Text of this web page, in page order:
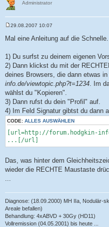
Administrator
e
i
a
29.08.2007 10:07
Mal eine Anleitung auf die
1) Du surfst zu deinem eigenen
2) Dann klickst du mit der
deines Browsers, die dann etwas
info.de/viewtopic.php?t=1234. Im
wählst du "Kopieren".
3) Dann rufst du dein "Profil" auf.
4) Im Feld Signatur gibtst du dann
CODE: ALLES AUSWÄHLEN
[url=http://forum.hodgkin-
...[/url]
Das, was hinter dem
wieder die RECHTE Maustaste
...
Diagnose: (18.09.2000) MH IIa, Nodulär-
Areale befallen)
Behandlung: 4xABVD + 30Gy (HD11)
Vollremission (04.05.2001) bis heute ...